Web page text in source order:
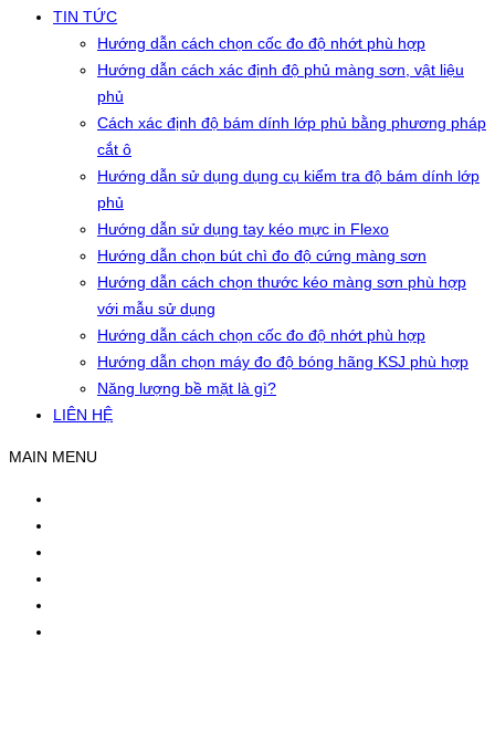
TIN TỨC
Hướng dẫn cách chọn cốc đo độ nhớt phù hợp
Hướng dẫn cách xác định độ phủ màng sơn, vật liệu
phủ
Cách xác định độ bám dính lớp phủ bằng phương pháp
cắt ô
Hướng dẫn sử dụng dụng cụ kiểm tra độ bám dính lớp
phủ
Hướng dẫn sử dụng tay kéo mực in Flexo
Hướng dẫn chọn bút chì đo độ cứng màng sơn
Hướng dẫn cách chọn thước kéo màng sơn phù hợp
với mẫu sử dụng
Hướng dẫn cách chọn cốc đo độ nhớt phù hợp
Hướng dẫn chọn máy đo độ bóng hãng KSJ phù hợp
Năng lượng bề mặt là gì?
LIÊN HỆ
MAIN MENU